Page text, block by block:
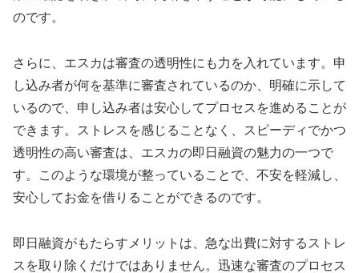
のです。
さらに、エスカは審査の透明性にも力を入れています。申
し込み者が何を基準に審査されているのか、明確に示して
いるので、申し込み者は安心してプロセスを進めることが
できます。ストレスを感じることなく、スピーディでかつ
透明性の高い審査は、エスカの即日融資の魅力の一つで
す。このような環境が整っていることで、不安を軽減し、
安心してお金を借りることができるのです。
即日融資がもたらすメリットは、急な出費に対するストレ
スを取り除くだけではありません。迅速な審査のプロセス